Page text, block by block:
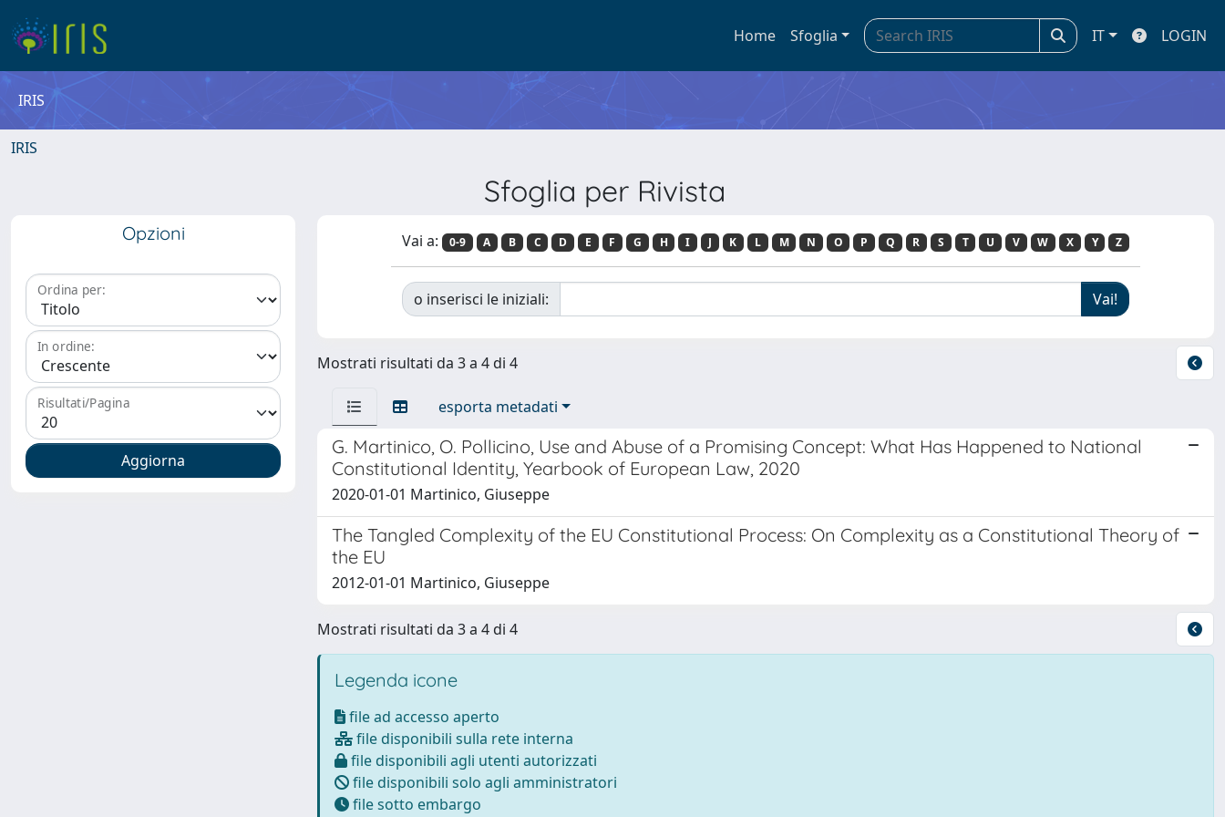
Home Sfoglia IT LOGIN
IRIS
IRIS
Sfoglia per Rivista
Opzioni
Ordina per:
In ordine:
Risultati/Pagina
Vai a: 0-9 A B C D E F G H I J K L M N O P Q R S T U V W X Y Z
o inserisci le iniziali:
Mostrati risultati da 3 a 4 di 4
esporta metadati
G. Martinico, O. Pollicino, Use and Abuse of a Promising Concept: What Has Happened to National
Constitutional Identity, Yearbook of European Law, 2020
2020-01-01 Martinico, Giuseppe
The Tangled Complexity of the EU Constitutional Process: On Complexity as a Constitutional Theory of
the EU
2012-01-01 Martinico, Giuseppe
Mostrati risultati da 3 a 4 di 4
Legenda icone
file ad accesso aperto
file disponibili sulla rete interna
file disponibili agli utenti autorizzati
file disponibili solo agli amministratori
file sotto embargo